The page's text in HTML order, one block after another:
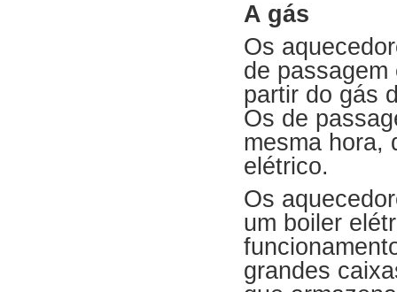
A gás
Os
de
partir do gás
Os de
mesma hora,
elétrico.
Os
um boiler
grandes